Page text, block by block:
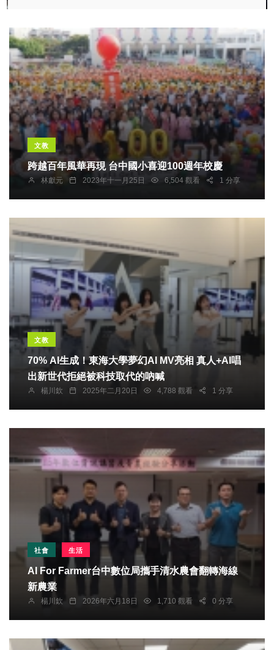
文教
跨越百年風華再現 台中國小喜迎100週年校慶
林獻元 2023年十一月25日 6,504 觀看 1 分享
文教
70% AI生成！東海大學夢幻AI MV亮相 真人+AI唱
出新世代拒絕被科技取代的吶喊
楊川欽 2025年二月20日 4,788 觀看 1 分享
社會 生活
AI For Farmer台中數位局攜手清水農會翻轉海線
新農業
楊川欽 2026年六月18日 1,710 觀看 0 分享